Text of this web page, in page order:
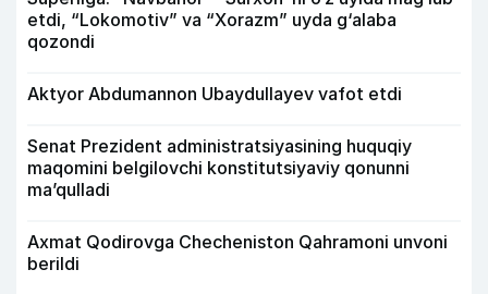
etdi, “Lokomotiv” va “Xorazm” uyda g‘alaba
qozondi
Aktyor Abdu­mannon Ubaydullayev vafot etdi
Senat Prezident administratsiyasining huquqiy
maqomini belgilovchi konstitutsiyaviy qonunni
ma’qulladi
Axmat Qodirovga Checheniston Qahramoni unvoni
berildi